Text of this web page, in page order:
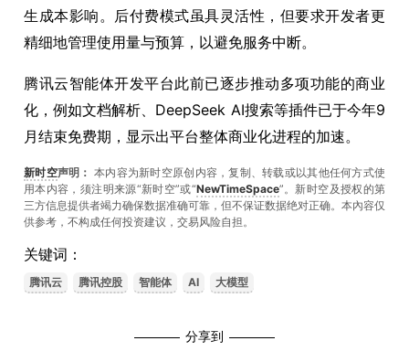
生成本影响。后付费模式虽具灵活性，但要求开发者更
精细地管理使用量与预算，以避免服务中断。
腾讯云智能体开发平台此前已逐步推动多项功能的商业
化，例如文档解析、DeepSeek AI搜索等插件已于今年9
月结束免费期，显示出平台整体商业化进程的加速。
新时空声明： 本内容为新时空原创内容，复制、转载或以其他任何方式使
用本内容，须注明来源“新时空”或“NewTimeSpace”。新时空及授权的第
三方信息提供者竭力确保数据准确可靠，但不保证数据绝对正确。本內容仅
供参考，不构成任何投资建议，交易风险自担。
关键词：
腾讯云 腾讯控股 智能体 AI 大模型
分享到